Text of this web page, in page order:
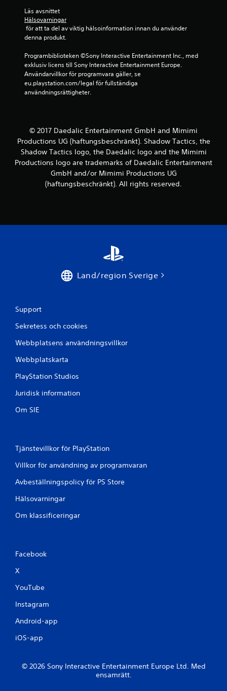
a
1
4
Läs avsnittet
Hälsovarningar
denna produkt.
Programbiblioteken ©Sony Interactive Entertainment Inc., med
exklusiv licens till Sony Interactive Entertainment Europe.
Användarvillkor för programvara gäller, se
eu.playstation.com/legal för fullständiga
användningsrättigheter.
© 2017 Daedalic Entertainment GmbH and Mimimi
Productions UG (haftungsbeschränkt). Shadow Tactics, the
Shadow Tactics logo, the Daedalic logo and the Mimimi
Productions logo are trademarks of Daedalic Entertainment
GmbH and/or Mimimi Productions UG
(haftungsbeschränkt). All rights reserved.
Land/region Sverige
Support
Sekretess och cookies
Webbplatsens användningsvillkor
Webbplatskarta
PlayStation Studios
Juridisk information
Om SIE
Tjänstevillkor för PlayStation
Villkor för användning av programvaran
Avbeställningspolicy för PS Store
Hälsovarningar
Om klassificeringar
Facebook
X
YouTube
Instagram
Android-app
iOS-app
© 2026 Sony Interactive Entertainment Europe Ltd. Med
ensamrätt.